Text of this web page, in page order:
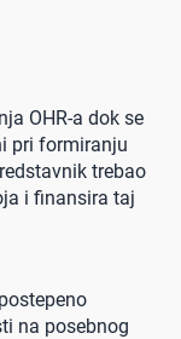
OHR-a dok se
pri formiranju
trebao
i finansira taj
na posebnog